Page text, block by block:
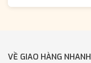
VỀ GIAO HÀNG NHANH